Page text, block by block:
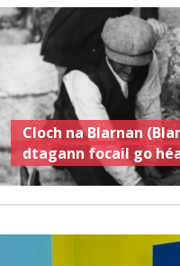
Cloch na Blarnan
dtagann focail go